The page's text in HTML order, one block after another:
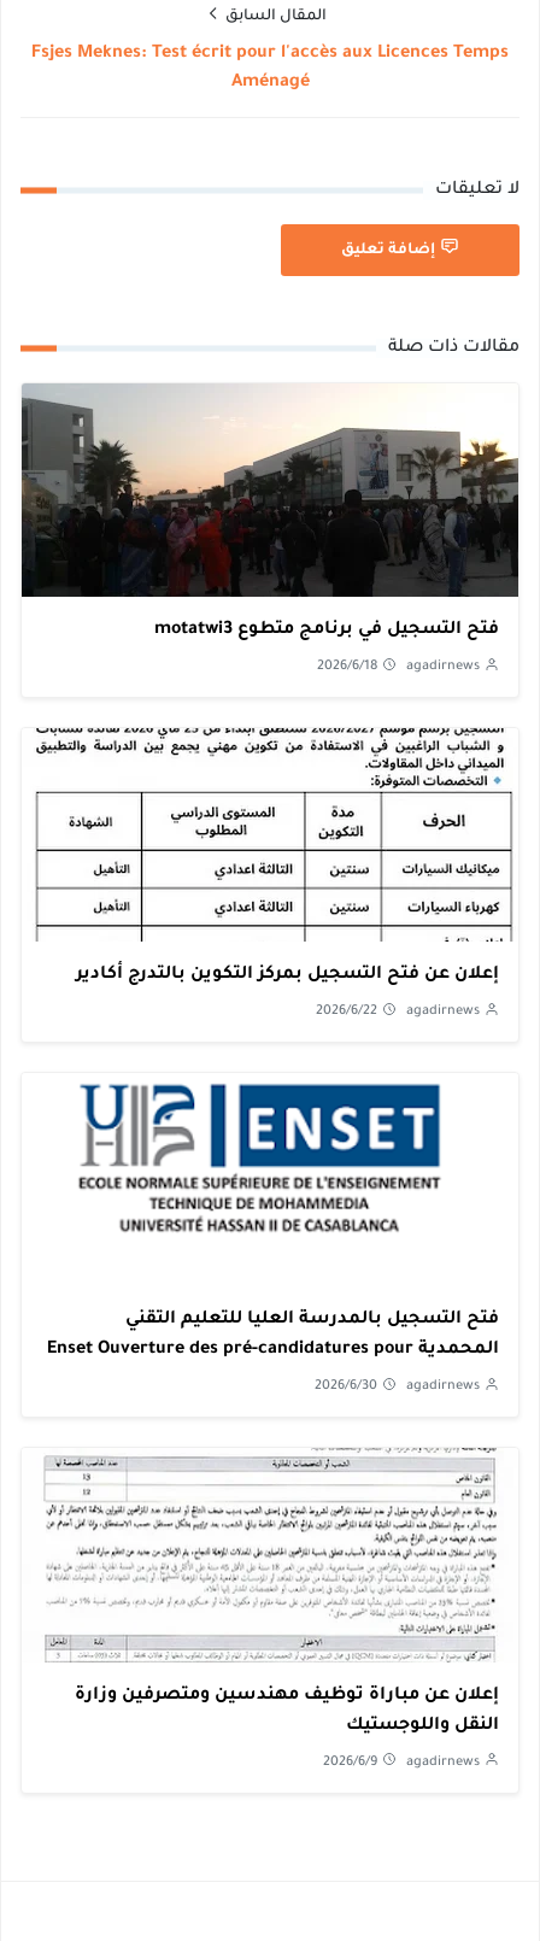
المقال السابق
Fsjes Meknes: Test écrit pour l'accès aux Licences Temps
Aménagé
لا تعليقات
إضافة تعليق
مقالات ذات صلة
فتح التسجيل في برنامج متطوع motatwi3
agadirnews
2026/6/18
إعلان عن فتح التسجيل بمركز التكوين بالتدرج أكادير
agadirnews
2026/6/22
فتح التسجيل بالمدرسة العليا للتعليم التقني
المحمدية Enset Ouverture des pré-candidatures pour
l'accès en 2ème année du Cycle de licence de
agadirnews
2026/6/30
إعلان عن مباراة توظيف مهندسين ومتصرفين وزارة
النقل واللوجستيك
agadirnews
2026/6/9